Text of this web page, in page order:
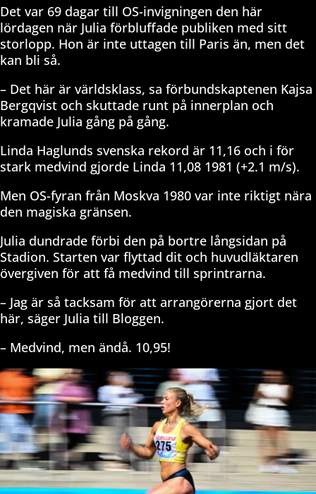
Det var 69 dagar till OS-invigningen den här
lördagen när Julia förbluffade publiken med sitt
storlopp. Hon är inte uttagen till Paris än, men det
kan bli så.
– Det här är världsklass, sa förbundskaptenen Kajsa
Bergqvist och skuttade runt på innerplan och
kramade Julia gång på gång.
Linda Haglunds svenska rekord är 11,16 och i för
stark medvind gjorde Linda 11,08 1981 (+2.1 m/s).
Men OS-fyran från Moskva 1980 var inte riktigt nära
den magiska gränsen.
Julia dundrade förbi den på bortre långsidan på
Stadion. Starten var flyttad dit och huvudläktaren
övergiven för att få medvind till sprintrarna.
– Jag är så tacksam för att arrangörerna gjort det
här, säger Julia till Bloggen.
– Medvind, men ändå. 10,95!